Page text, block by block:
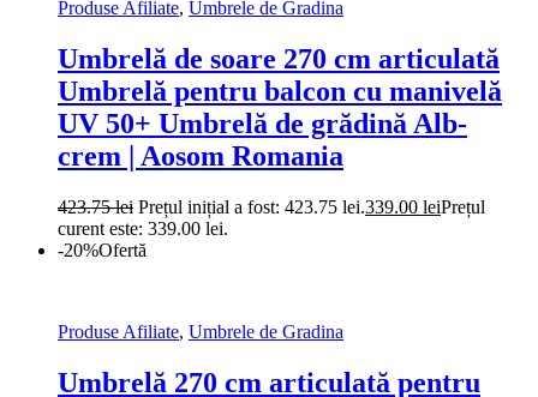
Produse Afiliate, Umbrele de Gradina
Umbrelă de soare 270 cm articulată
Umbrelă pentru balcon cu manivelă
UV 50+ Umbrelă de grădină Alb-
crem | Aosom Romania
423.75lei Prețul inițial a fost: 423.75 lei.339.00 leiPrețul
curent este: 339.00 lei.
-20%Ofertă
Produse Afiliate, Umbrele de Gradina
Umbrelă 270 cm articulată pentru